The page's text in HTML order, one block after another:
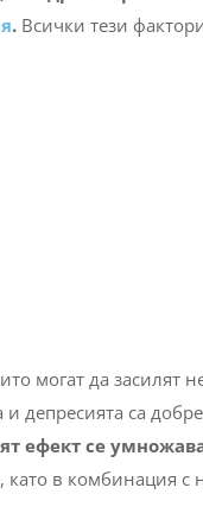
.Всички тези
могат да засилят
депресията са
ефект се
в комбинация с